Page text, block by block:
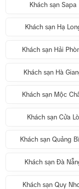
Khách sạn Sapa
Khách sạn Hạ
Khách sạn Hải
Khách sạn Hà
Khách sạn Mộc
Khách sạn Cửa Lò
Khách sạn Quảng
Khách sạn Đà
Khách sạn Quy